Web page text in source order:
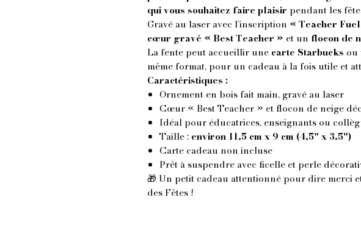
qui vous souhaitez faire plaisir pendant les
Gravé au laser avec l’inscription « Teacher
cœur gravé « Best Teacher » et un flocon de
La fente peut accueillir une carte Starbucks ou
même format, pour un cadeau à la fois utile et
Caractéristiques :
Ornement en bois fait main, gravé au laser
Cœur « Best Teacher » et flocon de neige
Idéal pour éducatrices, enseignants ou
Taille : environ 11,5 cm x 9 cm (4,5" x 3,5")
Carte cadeau non incluse
Prêt à suspendre avec ficelle et perle
🎁 Un petit cadeau attentionné pour dire merci
des Fêtes !